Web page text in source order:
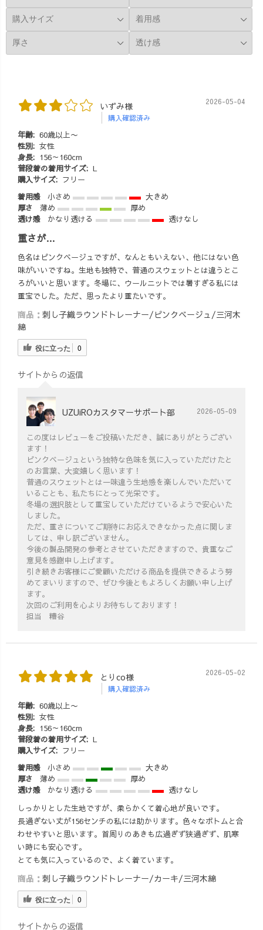
の入るトートバ
んなトップスで
も相性◎でした♪
予定のメッセン
✨カラーは悩み
中です😁 「こん
な色欲しい
な〜」 あれば、
教えてください♪
他のカバン+バル
ーンパンツのコ
ーデも、またUP
しまーす🙌✨
作 #秋冬コーデ #
コーデ記録 #大
人カジュアル #
メンズライクコ
ーデ #ハンサム
ショート女子 #
ゆったりコーデ
#uzuirocode #メ
ッグ
ャツワンピース
暖かい日は、ワ
してみてね〜🌿
#uzuiro #春コー
#lookbook #大人
カジュアルコー
デ #大人シンプ
コーデ #アラサ
いずみ様
購入確認済み
2026-05-04
年齢: 60歳以上〜
性別: 女性
身長: 156～160cm
普段着の着用サイズ: L
購入サイズ: フリー
着用感
小さめ
大きめ
厚さ
薄め
厚め
透け感
かなり透ける 透けなし
重さが…
色名はピンクベージュですが、なんともいえない、他にはない色
味がいいですね。生地も独特で、普通のスウェットとは違うとこ
ろがいいと思います。冬場に、ウールニットでは暑すぎる私には
重宝でした。ただ、思ったより重たいです。
商品： 刺し子織ラウンドトレーナー/ピンクベージュ/三河木
綿
役に立った 0
サイトからの返信
UZUiROカスタマーサポート部 2026-05-09
この度はレビューをご投稿いただき、誠にありがとうござい
ます！
ピンクベージュという独特な色味を気に入っていただけたと
のお言葉、大変嬉しく思います！
普通のスウェットとは一味違う生地感を楽しんでいただいて
いることも、私たちにとって光栄です。
冬場の選択肢として重宝していただけているようで安心いた
しました。
ただ、重さについてご期待にお応えできなかった点に関しま
しては、申し訳ございません。
今後の製品開発の参考とさせていただきますので、貴重なご
意見を感謝申し上げます。
引き続きお客様にご愛顧いただける商品を提供できるよう努
めてまいりますので、ぜひ今後ともよろしくお願い申し上げ
ます。
次回のご利用を心よりお待ちしております！
担当 糟谷
とりco様
購入確認済み
2026-05-02
年齢: 60歳以上〜
性別: 女性
身長: 156～160cm
普段着の着用サイズ: L
購入サイズ: フリー
着用感
小さめ
大きめ
厚さ
薄め
厚め
透け感
かなり透ける
透けなし
しっかりとした生地ですが、柔らかくて着心地が良いです。
長過ぎない丈が156センチの私には助かります。色々なボトムと合
わせやすいと思います。首周りのあきも広過ぎず狭過ぎず、肌寒
い時にも安心です。
とても気に入っているので、よく着ています。
商品： 刺し子織ラウンドトレーナー/カーキ/三河木綿
役に立った 0
サイトからの返信